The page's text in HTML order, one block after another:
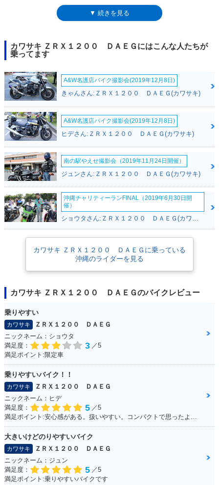
カウル（ZRX1200R）やハーフカウル（ZRX1200S）、ネイキッド
（ZRX1200）といったバリエーション展開があったが、ダエグは、
いうことで、ZRXが歩んできた熟成の日々をイメージしたものでもある。
▼ 続きを見る
カワサキ ＺＲＸ１２００ ＤＡＥＧにはこんな人たちが
乗ってます
A&W名護店バイク撮影会(2019年12月8日)
きゃんさん:ＺＲＸ１２００ ＤＡＥＧ(カワサキ)
A&W名護店バイク撮影会(2019年12月8日)
ヒデさん:ＺＲＸ１２００ ＤＡＥＧ(カワサキ)
南の駅やえせ撮影会（2019年11月24日開催）
ジュンさん:ＺＲＸ１２００ ＤＡＥＧ(カワサキ)
沖縄チャリティーランFINAL（2019年6月30日開
催）
ショウタさん:ＺＲＸ１２００ ＤＡＥＧ(カワサキ)
カワサキ ＺＲＸ１２００ ＤＡＥＧに乗っている
沖縄のライダーを見る
カワサキ ＺＲＸ１２００ ＤＡＥＧのバイクレビュー
乗りやすい
カワサキ
ＺＲＸ１２００ ＤＡＥＧ
ニックネーム：ショウタ
満足度：
3 ／5
満足ポイント:限定車
乗りやすいバイク！！
カワサキ
ＺＲＸ１２００ ＤＡＥＧ
ニックネーム：ヒデ
満足度：
5 ／5
満足ポイント:安心感がある。扱いやすい。コンパクトで思ったより操作しやすい
大きいけどのりやすいバイク
カワサキ
ＺＲＸ１２００ ＤＡＥＧ
ニックネーム：ジュン
満足度：
5 ／5
満足ポイント:乗りやすいバイクです